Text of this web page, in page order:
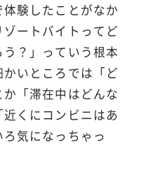
験したことがなか
ートバイトってど
？」っていう根本
いところでは「ど
「滞在中はどんな
くにコンビニはあ
気になっちゃっ